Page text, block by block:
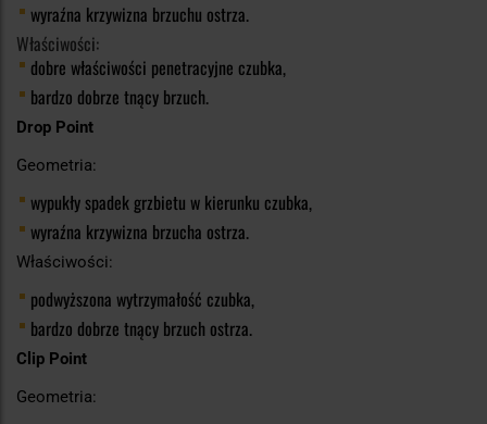
wyraźna krzywizna brzuchu ostrza.
Właściwości:
dobre właściwości penetracyjne czubka,
bardzo dobrze tnący brzuch.
Drop Point
Geometria:
wypukły spadek grzbietu w kierunku czubka,
wyraźna krzywizna brzucha ostrza.
Właściwości:
podwyższona wytrzymałość czubka,
bardzo dobrze tnący brzuch ostrza.
Clip Point
Geometria: